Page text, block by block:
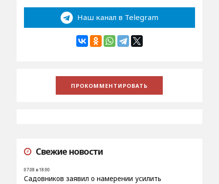
Наш канал в Telegram
Свежие новости
07.08 в 18:00
Садовников заявил о намерении усилить